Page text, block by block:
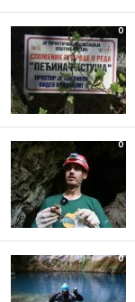
0
0
0